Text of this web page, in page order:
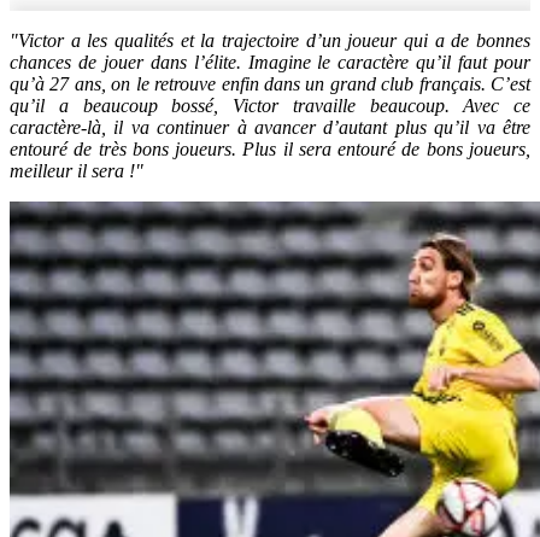
"Victor a les qualités et la trajectoire d’un joueur qui a de bonnes
chances de jouer dans l’élite. Imagine le caractère qu’il faut pour
qu’à 27 ans, on le retrouve enfin dans un grand club français. C’est
qu’il a beaucoup bossé, Victor travaille beaucoup. Avec ce
caractère-là, il va continuer à avancer d’autant plus qu’il va être
entouré de très bons joueurs. Plus il sera entouré de bons joueurs,
meilleur il sera !"